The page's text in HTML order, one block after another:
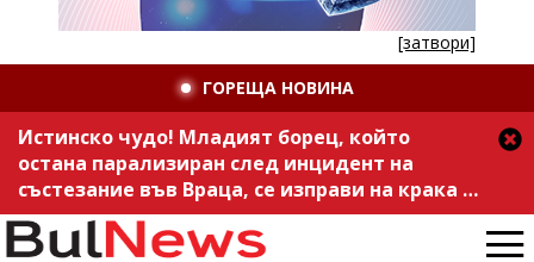
[затвори]
ГОРЕЩА НОВИНА
Истинско чудо! Младият борец, който
остана парализиран след инцидент на
състезание във Враца, се изправи на крака /
снимка/